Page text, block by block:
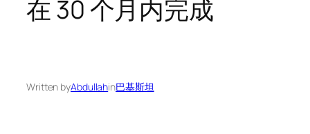
在 30 个月内完成
Written byAbdullahin巴基斯坦